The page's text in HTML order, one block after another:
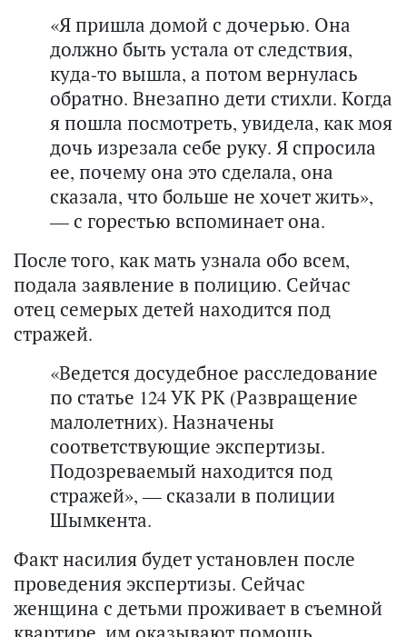
«Я пришла домой с дочерью. Она
должно быть устала от следствия,
куда-то вышла, а потом вернулась
обратно. Внезапно дети стихли. Когда
я пошла посмотреть, увидела, как моя
дочь изрезала себе руку. Я спросила
ее, почему она это сделала, она
сказала, что больше не хочет жить»,
— с горестью вспоминает она.
После того, как мать узнала обо всем,
подала заявление в полицию. Сейчас
отец семерых детей находится под
стражей.
«Ведется досудебное расследование
по статье 124 УК РК (Развращение
малолетних). Назначены
соответствующие экспертизы.
Подозреваемый находится под
стражей», — сказали в полиции
Шымкента.
Факт насилия будет установлен после
проведения экспертизы. Сейчас
женщина с детьми проживает в съемной